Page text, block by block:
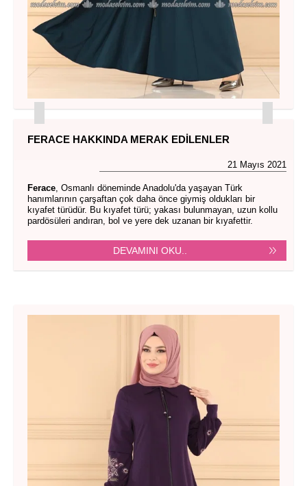
FERACE HAKKINDA MERAK EDILENLER
21 Mayıs 2021
Ferace, Osmanlı döneminde Anadolu'da yaşayan Türk
hanımlarının çarşaftan çok daha önce giymiş oldukları bir
kıyafet türüdür. Bu kıyafet türü; yakası bulunmayan, uzun kollu
pardösüleri andıran, bol ve yere dek uzanan bir kıyafettir.
DEVAMINI OKU..